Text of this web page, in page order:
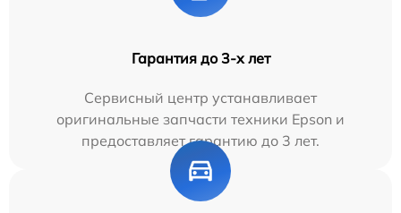
Гарантия до 3-х лет
Сервисный центр устанавливает
оригинальные запчасти техники Epson и
предоставляет гарантию до 3 лет.